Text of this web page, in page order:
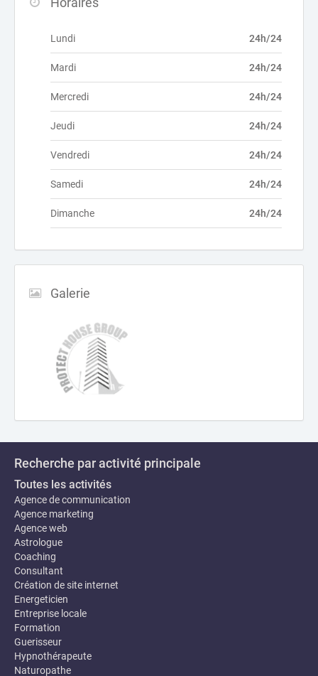
Lundi 24h/24
Mardi 24h/24
Mercredi 24h/24
Jeudi 24h/24
Vendredi 24h/24
Samedi 24h/24
Dimanche 24h/24
Galerie
Recherche par activité principale
Toutes les activités
Agence de communication
Agence marketing
Agence web
Astrologue
Coaching
Consultant
Création de site internet
Energeticien
Entreprise locale
Formation
Guerisseur
Hypnothérapeute
Naturopathe